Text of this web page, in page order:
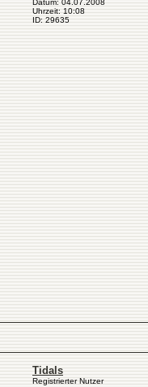
Datum: 04.07.2008
Uhrzeit: 10:08
ID: 29635
Tidals
Registrierter Nutzer